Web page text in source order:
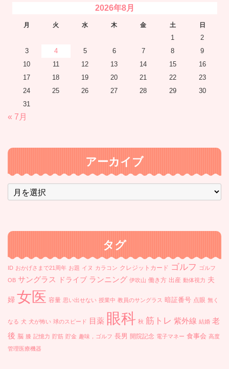
2026年8月
月 火 水 木 金 土 日
1
2
3
4 5 6 7 8
9
10
11 12 13 14 15
16
17
18 19 20 21 22
23
24
25 26 27 28 29
30
31
« 7月
アーカイブ
ア
ー
ブ
タグ
ID おかげさまで21周年 お題 イヌ カラコン クレジットカード ゴルフ ゴルフ
OB サングラス ドライブ ランニング 伊吹山 働き方 出産 動体視力 夫
婦 女医 容量 思い出せない 授業中 教員のサングラス 暗証番号 点眼 無く
なる 犬 犬が怖い 球のスピード 目薬 眼科 秋 筋トレ 紫外線 結婚 老
後 脳 膝 記憶力 貯筋 貯金 趣味，ゴルフ 長男 開院記念 電子マネー 食事会 高度
管理医療機器